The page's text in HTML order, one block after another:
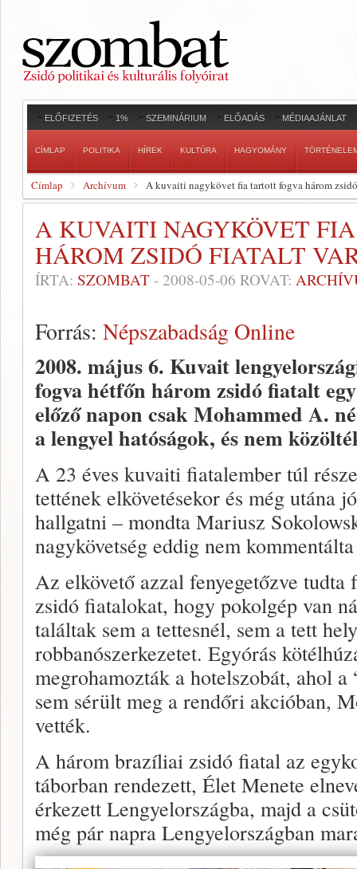
ELŐFIZETÉS 1% SZEMINÁRIUM ELŐADÁS MÉDIAAJÁNLAT
CÍMLAP POLITIKA HÍREK KULTÚRA HAGYOMÁNY
Címlap Archívum A kuvaiti nagykövet fia tartott fogva három
A KUVAITI NAGYKÖVET
HÁROM ZSIDÓ FIATALT
ÍRTA: SZOMBAT - 2008-05-06 ROVAT:
Forrás: Népszabadság Online
2008. május 6. Kuvait
fogva hétfőn három zsidó fiatalt
előző napon csak Mohammed A.
a lengyel hatóságok, és nem
A 23 éves kuvaiti fiatalember túl
tettének elkövetésekor és még utána
hallgatni – mondta Mariusz
nagykövetség eddig nem
Az elkövető azzal fenyegetőzve
zsidó fiatalokat, hogy pokolgép van
találtak sem a tettesnél, sem a tett
robbanószerkezetet. Egyórás
megrohamozták a hotelszobát, ahol
sem sérült meg a rendőri akcióban,
vették.
A három brazíliai zsidó fiatal az
táborban rendezett, Élet Menete
érkezett Lengyelországba, majd a
még pár napra Lengyelországban